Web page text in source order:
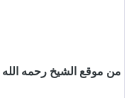
من موقع الشيخ رحمه الله